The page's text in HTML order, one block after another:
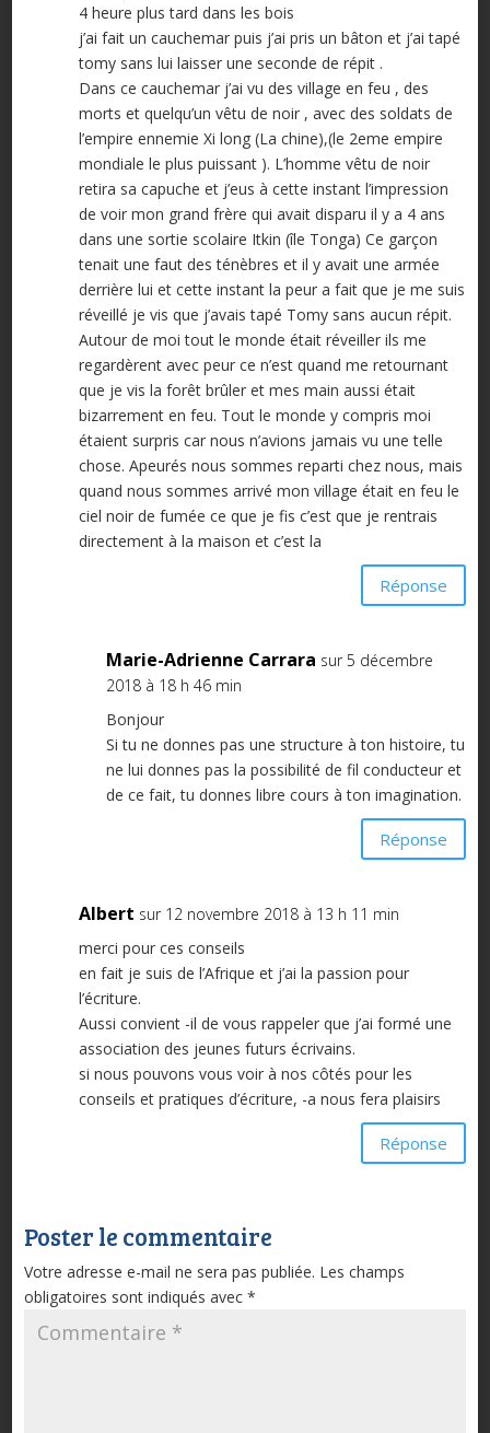
4 heure plus tard dans les bois
j’ai fait un cauchemar puis j’ai pris un bâton et j’ai tapé
tomy sans lui laisser une seconde de répit .
Dans ce cauchemar j’ai vu des village en feu , des
morts et quelqu’un vêtu de noir , avec des soldats de
l’empire ennemie Xi long (La chine),(le 2eme empire
mondiale le plus puissant ). L’homme vêtu de noir
retira sa capuche et j’eus à cette instant l’impression
de voir mon grand frère qui avait disparu il y a 4 ans
dans une sortie scolaire Itkin (île Tonga) Ce garçon
tenait une faut des ténèbres et il y avait une armée
derrière lui et cette instant la peur a fait que je me suis
réveillé je vis que j’avais tapé Tomy sans aucun répit.
Autour de moi tout le monde était réveiller ils me
regardèrent avec peur ce n’est quand me retournant
que je vis la forêt brûler et mes main aussi était
bizarrement en feu. Tout le monde y compris moi
étaient surpris car nous n’avions jamais vu une telle
chose. Apeurés nous sommes reparti chez nous, mais
quand nous sommes arrivé mon village était en feu le
ciel noir de fumée ce que je fis c’est que je rentrais
directement à la maison et c’est la
Réponse
Marie-Adrienne Carrara sur 5 décembre
2018 à 18 h 46 min
Bonjour
Si tu ne donnes pas une structure à ton histoire, tu
ne lui donnes pas la possibilité de fil conducteur et
de ce fait, tu donnes libre cours à ton imagination.
Réponse
Albert sur 12 novembre 2018 à 13 h 11 min
merci pour ces conseils
en fait je suis de l’Afrique et j’ai la passion pour
l’écriture.
Aussi convient -il de vous rappeler que j’ai formé une
association des jeunes futurs écrivains.
si nous pouvons vous voir à nos côtés pour les
conseils et pratiques d’écriture, -a nous fera plaisirs
Réponse
Poster le commentaire
Votre adresse e-mail ne sera pas publiée. Les champs
obligatoires sont indiqués avec *